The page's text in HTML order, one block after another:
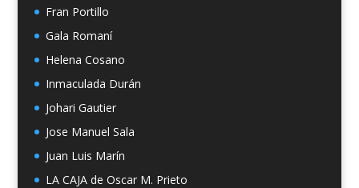
Fran Portillo
Gala Romaní
Helena Cosano
Inmaculada Durán
Johari Gautier
Jose Manuel Sala
Juan Luis Marín
LA CAJA de Oscar M. Prieto